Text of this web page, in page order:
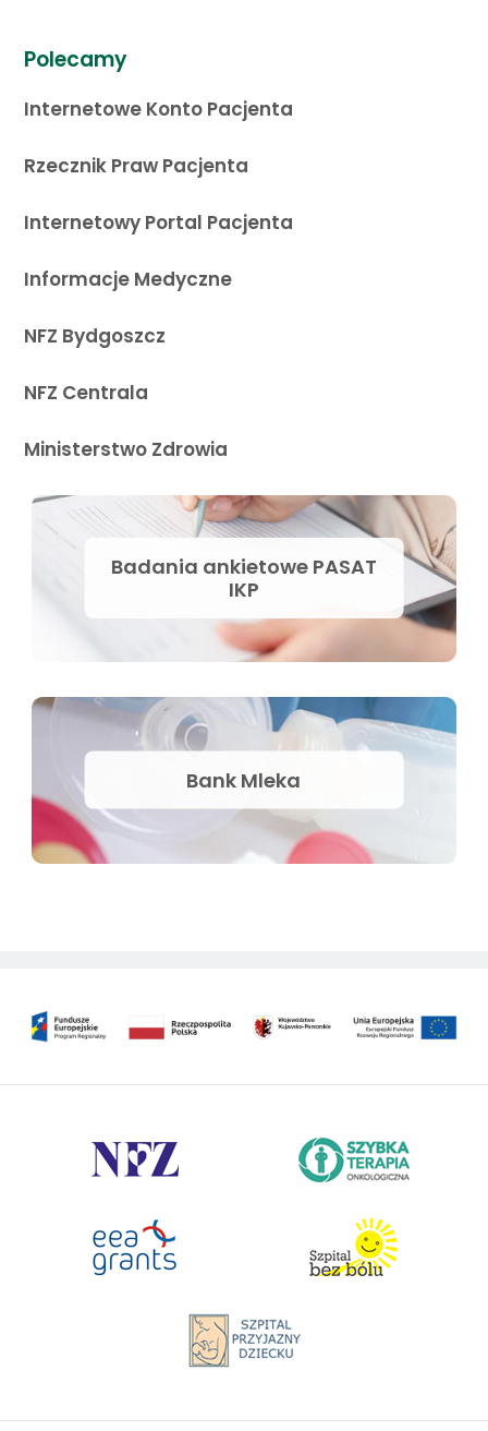
Polecamy
Internetowe Konto Pacjenta
Rzecznik Praw Pacjenta
Internetowy Portal Pacjenta
Informacje Medyczne
NFZ Bydgoszcz
NFZ Centrala
Ministerstwo Zdrowia
Badania ankietowe PASAT
IKP
Bank Mleka